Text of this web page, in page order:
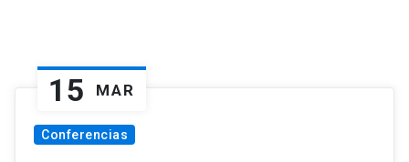
15 MAR
Conferencias